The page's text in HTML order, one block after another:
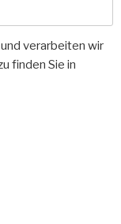
verarbeiten wir
finden Sie in